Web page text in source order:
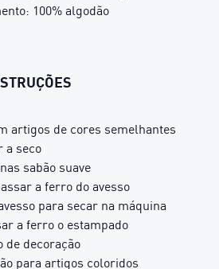
100% algodão
artigos de cores semelhantes
a seco
sabão suave
a ferro do avesso
para secar na máquina
a ferro o estampado
de decoração
para artigos coloridos